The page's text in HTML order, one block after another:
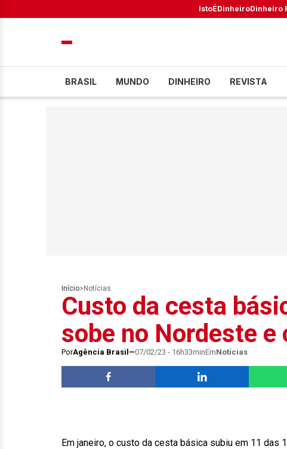
IstoÉDinheiroDinheiro
BRASIL MUNDO DINHEIRO REVISTA
Início> Notícias
Custo da cesta
sobe no Nordeste e
PorAgência Brasil 07/02/23 - 16h33minEmNotícias
Em janeiro, o custo da cesta básica subiu em 11